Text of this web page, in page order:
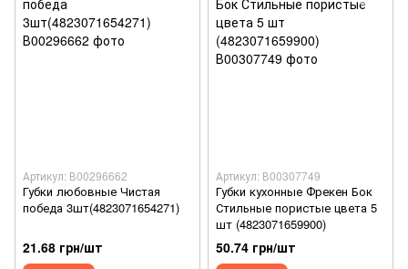
Артикул: В00296662
Губки любовные Чистая
победа 3шт(4823071654271)
21.68 грн/шт
Артикул: В00307749
Губки кухонные Фрекен Бок
Стильные пористые цвета 5
шт (4823071659900)
50.74 грн/шт